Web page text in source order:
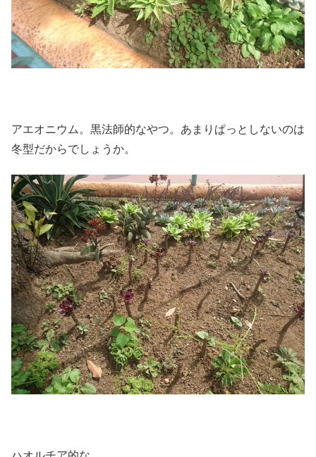
アエオニウム。黒法師的なやつ。あまりぱっとしないのは
冬型だからでしょうか。